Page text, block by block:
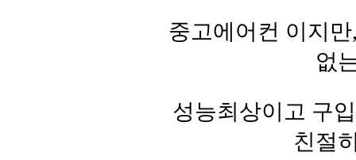
중고에어컨 이지
없
성능최상이고 구
친절